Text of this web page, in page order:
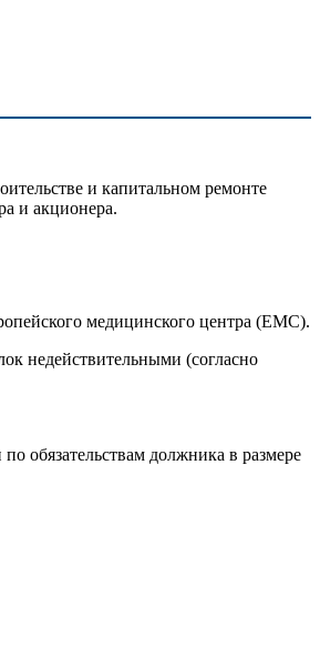
и капитальном ремонте
и акционера.
медицинского центра (ЕМС).
недействительными (согласно
обязательствам должника в размере